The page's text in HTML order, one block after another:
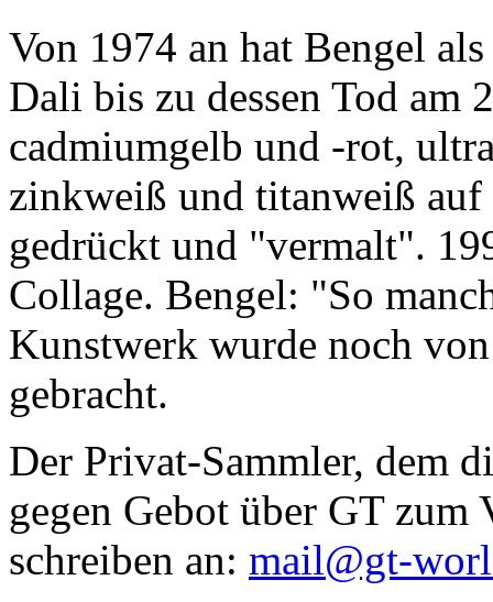
Von 1974 an hat Bengel
Dali bis zu dessen Tod am
cadmiumgelb und -rot,
zinkweiß und titanweiß
gedrückt und "vermalt".
Collage. Bengel: "So
Kunstwerk wurde noch
gebracht.
Der Privat-Sammler, dem
gegen Gebot über GT zum
schreiben an: mail@gt-